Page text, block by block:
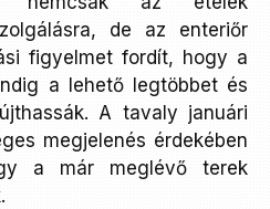
de az enteriőr
figyelmet fordít, hogy a
a lehető legtöbbet és
A tavaly januári
megjelenés érdekében
a már meglévő terek